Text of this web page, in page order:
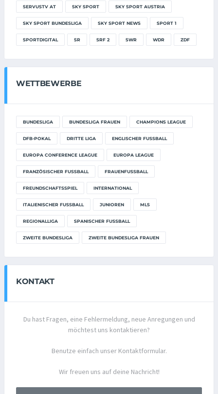
SERVUSTV AT SKY SPORT SKY SPORT AUSTRIA
SKY SPORT BUNDESLIGA SKY SPORT NEWS SPORT 1
SPORTDIGITAL SR SRF 2 SWR WDR ZDF
WETTBEWERBE
BUNDESLIGA BUNDESLIGA FRAUEN CHAMPIONS LEAGUE
DFB-POKAL DRITTE LIGA ENGLISCHER FUSSBALL
EUROPA CONFERENCE LEAGUE EUROPA LEAGUE
FRANZÖSISCHER FUSSBALL FRAUENFUSSBALL
FREUNDSCHAFTSSPIEL INTERNATIONAL
ITALIENISCHER FUSSBALL JUNIOREN MLS
REGIONALLIGA SPANISCHER FUSSBALL
ZWEITE BUNDESLIGA ZWEITE BUNDESLIGA FRAUEN
KONTAKT
Du hast Fragen, eine Fehlermeldung, neue Anregungen und
möchtest uns kontaktieren?
Benutze einfach unser Kontaktformular.
Wir freuen uns auf deine Nachricht!